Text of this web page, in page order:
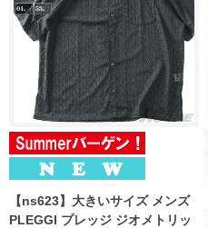
【ns623】大きいサイズ メンズ
PLEGGI プレッジ ジオメトリッ